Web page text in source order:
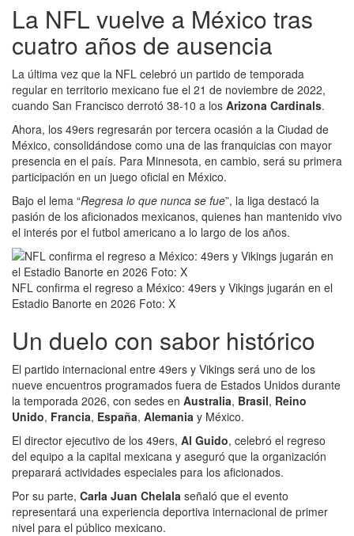
La NFL vuelve a México tras
cuatro años de ausencia
La última vez que la NFL celebró un partido de temporada
regular en territorio mexicano fue el 21 de noviembre de 2022,
cuando San Francisco derrotó 38-10 a los Arizona Cardinals.
Ahora, los 49ers regresarán por tercera ocasión a la Ciudad de
México, consolidándose como una de las franquicias con mayor
presencia en el país. Para Minnesota, en cambio, será su primera
participación en un juego oficial en México.
Bajo el lema “Regresa lo que nunca se fue”, la liga destacó la
pasión de los aficionados mexicanos, quienes han mantenido vivo
el interés por el futbol americano a lo largo de los años.
NFL confirma el regreso a México: 49ers y Vikings jugarán en el
Estadio Banorte en 2026 Foto: X
Un duelo con sabor histórico
El partido internacional entre 49ers y Vikings será uno de los
nueve encuentros programados fuera de Estados Unidos durante
la temporada 2026, con sedes en Australia, Brasil, Reino
Unido, Francia, España, Alemania y México.
El director ejecutivo de los 49ers, Al Guido, celebró el regreso
del equipo a la capital mexicana y aseguró que la organización
preparará actividades especiales para los aficionados.
Por su parte, Carla Juan Chelala señaló que el evento
representará una experiencia deportiva internacional de primer
nivel para el público mexicano.